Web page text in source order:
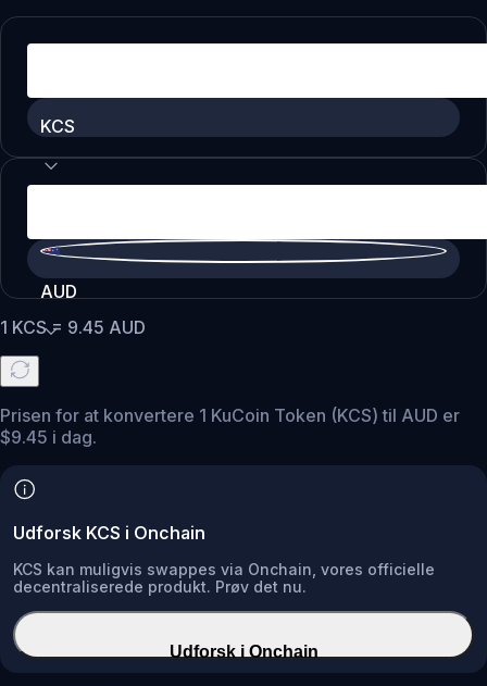
KCS
AUD
1 KCS= 9.45 AUD
Prisen for at konvertere 1 KuCoin Token (KCS) til AUD er
$9.45 i dag.
Udforsk KCS i Onchain
KCS kan muligvis swappes via Onchain, vores officielle
decentraliserede produkt. Prøv det nu.
Udforsk i Onchain